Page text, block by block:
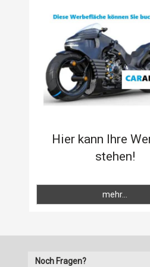
Hier kann Ihre
stehen!
mehr...
Noch Fragen?